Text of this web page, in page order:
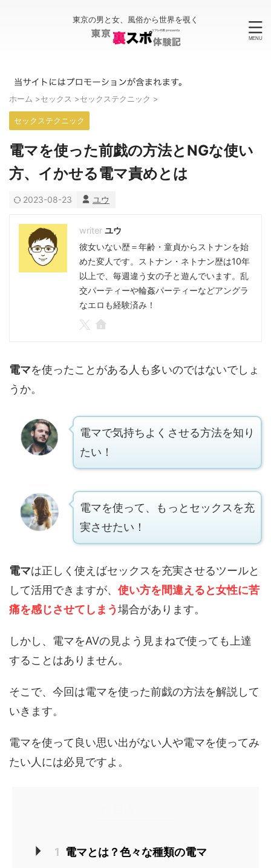
東京の男と女、風俗から世界を覗く
ホーム >セックス >セックステクニック >
セックステクニック
電マを使った前戯の方法とNGな使い
方、イかせる電マ責めとは
2023-08-23 ユウ
ユウ
彼女いない歴＝年齢・童貞からストナンを始
めた変人です。ストナン・ネトナン歴は10年
以上で、毎週違う女の子と遊んでいます。乱
交パーティーや輪姦パーティーなどアングラ
なエロも経験済み！
電マを使ったことがある人も多いのではないでしょ
うか。
電マで気持ちよくさせる方法を知り
たい！
電マを使って、もっとセックスを充
実させたい！
電マは正しく使えばセックスを充実させるツールと
して活用できますが、 使い方を間違えると女性に苦
痛を感じさせてしまう場合があります。
しかし、電マをAVの見よう見まねで使っても上達
することはありません。
そこで、今回は電マを使った前戯の方法を解説して
いきます。
電マを使って良い思い出がない人や電マを使ってみ
たい人には必見ですよ。
1 電マとは？色々な種類の電マ